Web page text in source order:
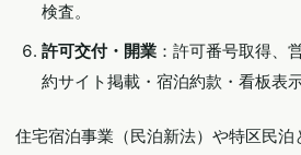
検査。
許可交付・開業 ：許可番号取得、
約サイト掲載・宿泊約款・看板表
住宅宿泊事業（民泊新法）や特区民